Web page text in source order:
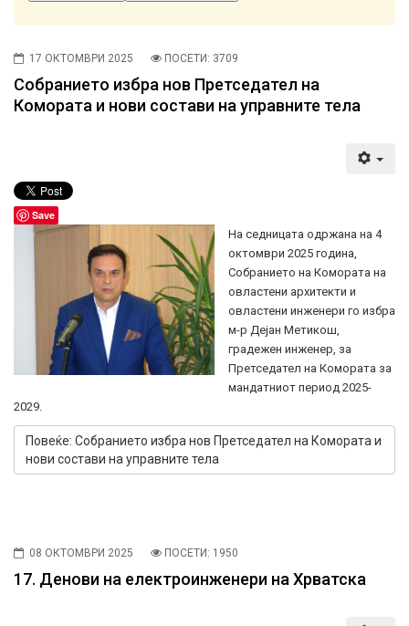
17 ОКТОМВРИ 2025 ПОСЕТИ: 3709
Собранието избра нов Претседател на
Комората и нови состави на управните тела
Save
На седницата одржана на 4
октомври 2025 година,
Собранието на Комората на
овластени архитекти и
овластени инженери го избра
м-р Дејан Метикош,
градежен инженер, за
Претседател на Комората за
мандатниот период 2025-
2029.
Повеќе: Собранието избра нов Претседател на Комората и
нови состави на управните тела
08 ОКТОМВРИ 2025 ПОСЕТИ: 1950
17. Денови на електроинженери на Хрватска